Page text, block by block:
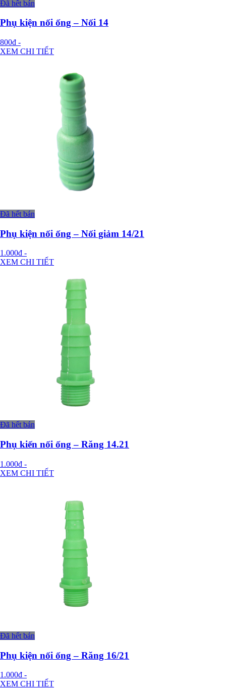
Đã hết bán
Phụ kiện nối ống – Nối 14
800đ -
XEM CHI TIẾT
Đã hết bán
Phụ kiện nối ống – Nối giảm 14/21
1.000đ -
XEM CHI TIẾT
Đã hết bán
Phụ kiến nối ống – Răng 14.21
1.000đ -
XEM CHI TIẾT
Đã hết bán
Phụ kiện nối ống – Răng 16/21
1.000đ -
XEM CHI TIẾT